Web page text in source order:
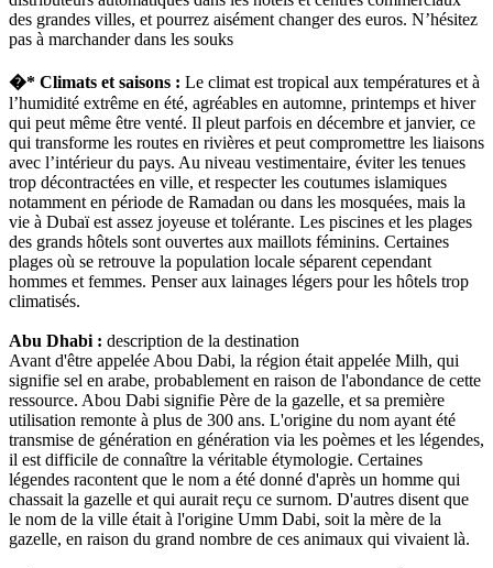
des grandes villes, et pourrez aisément changer des euros. N’hésitez
pas à marchander dans les souks
�* Climats et saisons : Le climat est tropical aux températures et à
l’humidité extrême en été, agréables en automne, printemps et hiver
qui peut même être venté. Il pleut parfois en décembre et janvier, ce
qui transforme les routes en rivières et peut compromettre les liaisons
avec l’intérieur du pays. Au niveau vestimentaire, éviter les tenues
trop décontractées en ville, et respecter les coutumes islamiques
notamment en période de Ramadan ou dans les mosquées, mais la
vie à Dubaï est assez joyeuse et tolérante. Les piscines et les plages
des grands hôtels sont ouvertes aux maillots féminins. Certaines
plages où se retrouve la population locale séparent cependant
hommes et femmes. Penser aux lainages légers pour les hôtels trop
climatisés.
Abu Dhabi : description de la destination
Avant d'être appelée Abou Dabi, la région était appelée Milh, qui
signifie sel en arabe, probablement en raison de l'abondance de cette
ressource. Abou Dabi signifie Père de la gazelle, et sa première
utilisation remonte à plus de 300 ans. L'origine du nom ayant été
transmise de génération en génération via les poèmes et les légendes,
il est difficile de connaître la véritable étymologie. Certaines
légendes racontent que le nom a été donné d'après un homme qui
chassait la gazelle et qui aurait reçu ce surnom. D'autres disent que
le nom de la ville était à l'origine Umm Dabi, soit la mère de la
gazelle, en raison du grand nombre de ces animaux qui vivaient là.